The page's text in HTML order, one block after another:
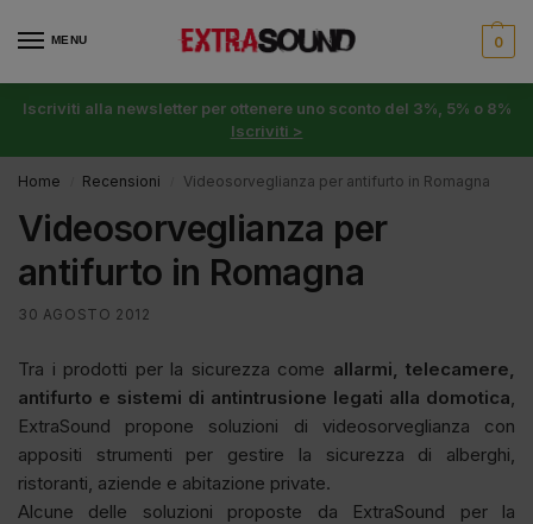
MENU 0
Iscriviti alla newsletter per ottenere uno sconto del 3%, 5% o 8%
Iscriviti >
Home Recensioni Videosorveglianza per antifurto in Romagna
Videosorveglianza per
antifurto in Romagna
30 AGOSTO 2012
Tra i prodotti per la sicurezza come allarmi, telecamere,
antifurto e sistemi di antintrusione legati alla domotica,
ExtraSound propone soluzioni di videosorveglianza con
appositi strumenti per gestire la sicurezza di alberghi,
ristoranti, aziende e abitazione private.
Alcune delle soluzioni proposte da ExtraSound per la